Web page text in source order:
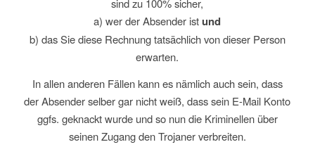
sind zu 100% sicher,
a) wer der Absender istund
b) das Sie diese Rechnung tatsächlich von dieser Person
erwarten.
In allen anderen Fällen kann es nämlich auch sein, dass
der Absender selber gar nicht weiß, dass sein E-Mail Konto
ggfs. geknackt wurde und so nun die Kriminellen über
seinen Zugang den Trojaner verbreiten.